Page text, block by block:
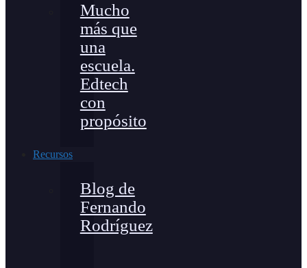
Mucho
más que
una
escuela.
Edtech
con
propósito
Recursos
Blog de
Fernando
Rodríguez